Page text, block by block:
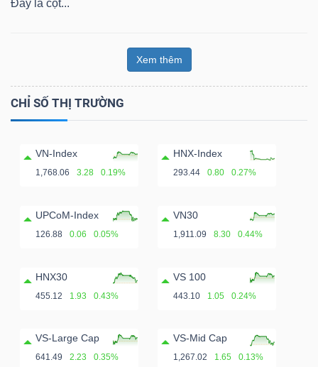
Đây là cột...
Xem thêm
CHỈ SỐ THỊ TRƯỜNG
VN-Index
1,768.06 3.28 0.19%
HNX-Index
293.44 0.80 0.27%
UPCoM-Index
126.88 0.06 0.05%
VN30
1,911.09 8.30 0.44%
HNX30
455.12 1.93 0.43%
VS 100
443.10 1.05 0.24%
VS-Large Cap
641.49 2.23 0.35%
VS-Mid Cap
1,267.02 1.65 0.13%